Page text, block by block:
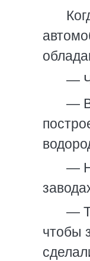
—
—
—
—
чтобы